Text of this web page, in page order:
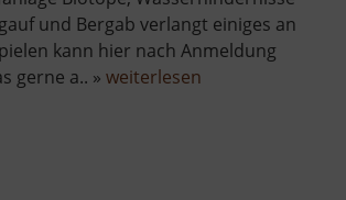
und Bergab verlangt einiges an
kann hier nach Anmeldung
gerne a.. » weiterlesen